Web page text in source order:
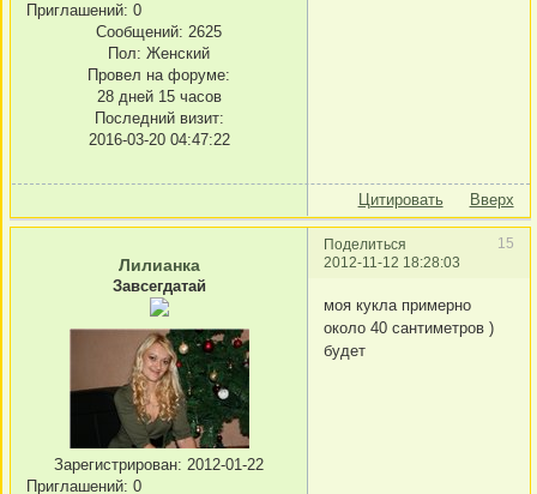
Приглашений: 0
Сообщений: 2625
Пол: Женский
Провел на форуме:
28 дней 15 часов
Последний визит:
2016-03-20 04:47:22
Цитировать Вверх
Поделиться
15
2012-11-12 18:28:03
Лилианка
Завсегдатай
Зарегистрирован: 2012-01-22
Приглашений: 0
моя кукла примерно
около 40 сантиметров )
будет